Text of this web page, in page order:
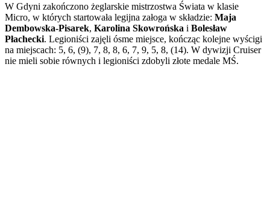
W Gdyni zakończono żeglarskie mistrzostwa Świata w klasie
Micro, w których startowała legijna załoga w składzie: Maja
Dembowska-Pisarek, Karolina Skowrońska i Bolesław
Płachecki. Legioniści zajęli ósme miejsce, kończąc kolejne wyścigi
na miejscach: 5, 6, (9), 7, 8, 8, 6, 7, 9, 5, 8, (14). W dywizji Cruiser
nie mieli sobie równych i legioniści zdobyli złote medale MŚ.